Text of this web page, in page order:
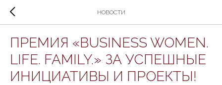
НОВОСТИ
ПРЕМИЯ «BUSINESS WOMEN.
LIFE. FAMILY.» ЗА УСПЕШНЫЕ
ИНИЦИАТИВЫ И ПРОЕКТЫ!